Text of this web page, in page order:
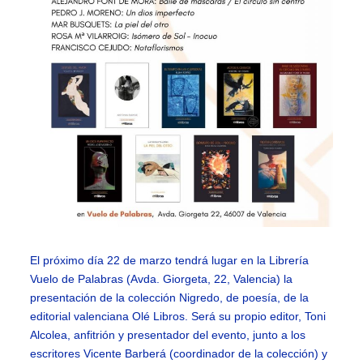
El próximo día 22 de marzo tendrá lugar en la Librería
Vuelo de Palabras (Avda. Giorgeta, 22, Valencia) la
presentación de la colección Nigredo, de poesía, de la
editorial valenciana Olé Libros. Será su propio editor, Toni
Alcolea, anfitrión y presentador del evento, junto a los
escritores Vicente Barberá (coordinador de la colección) y